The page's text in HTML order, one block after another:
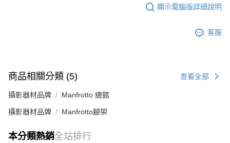
顯示電腦版詳細說明
客服
商品相關分類 (5) 查看全部
攝影器材品牌 Manfrotto 總館
攝影器材品牌 Manfrotto腳架
本分類熱銷全站排行